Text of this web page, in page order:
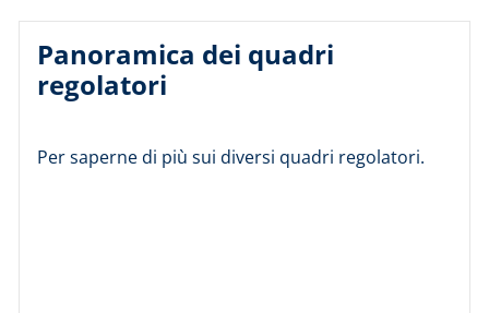
Panoramica dei quadri
regolatori
Per saperne di più sui diversi quadri regolatori.